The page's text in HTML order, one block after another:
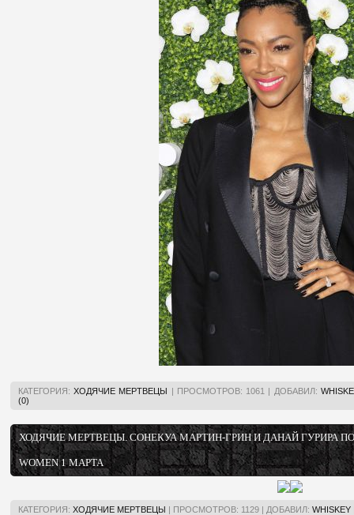
КАТЕГОРИЯ: ХОДЯЧИЕ МЕРТВЕЦЫ | ПРОСМОТРОВ: 1061 | ДОБАВИЛ:
(0)
ХОДЯЧИЕ МЕРТВЕЦЫ. СОНЕКУА МАРТИН-ГРИН И ДАНАЙ ГУРИРА
WOMEN 1 МАРТА
КАТЕГОРИЯ: ХОДЯЧИЕ МЕРТВЕЦЫ | ПРОСМОТРОВ: 1129 | ДОБАВИЛ: WHISKEY